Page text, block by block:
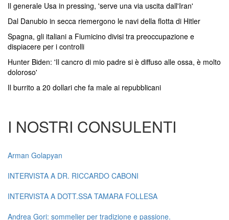
Il generale Usa in pressing, 'serve una via uscita dall'Iran'
Dal Danubio in secca riemergono le navi della flotta di Hitler
Spagna, gli italiani a Fiumicino divisi tra preoccupazione e
dispiacere per i controlli
Hunter Biden: 'Il cancro di mio padre si è diffuso alle ossa, è molto
doloroso'
Il burrito a 20 dollari che fa male ai repubblicani
I NOSTRI CONSULENTI
Arman Golapyan
INTERVISTA A DR. RICCARDO CABONI
INTERVISTA A DOTT.SSA TAMARA FOLLESA
Andrea Gori: sommelier per tradizione e passione.